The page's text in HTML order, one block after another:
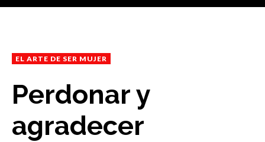
EL ARTE DE SER MUJER
Perdonar y
agradecer